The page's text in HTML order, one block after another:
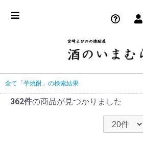
全て 「芋焼酎」の検索結果
362件の商品が見つかりました